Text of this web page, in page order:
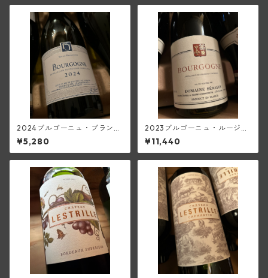
2024ブルゴーニュ・ブラン
(フランソワーズ・ジャニアー
ル)
¥5,280
2023ブルゴーニュ・ルージュ
(セラファン)
¥11,440